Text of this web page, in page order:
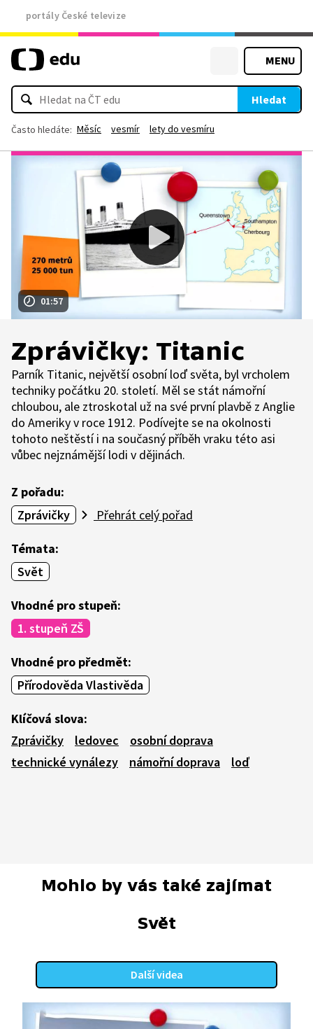
portály České televize
MENU
Hledat
Často hledáte: Měsíc vesmír lety do vesmíru
01:57
Zprávičky: Titanic
Parník Titanic, největší osobní loď světa, byl vrcholem
techniky počátku 20. století. Měl se stát námořní
chloubou, ale ztroskotal už na své první plavbě z Anglie
do Ameriky v roce 1912. Podívejte se na okolnosti
tohoto neštěstí i na současný příběh vraku této asi
vůbec nejznámější lodi v dějinách.
Z pořadu:
Zprávičky
Přehrát celý pořad
Témata:
Svět
Vhodné pro stupeň:
1. stupeň ZŠ
Vhodné pro předmět:
Přírodověda Vlastivěda
Klíčová slova:
Zprávičky
ledovec
osobní doprava
technické vynálezy
námořní doprava loď
Mohlo by vás také zajímat
Svět
Další videa